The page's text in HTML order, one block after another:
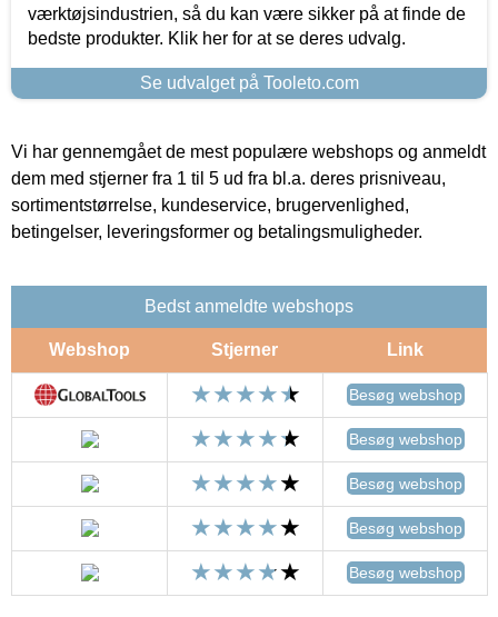
værktøjsindustrien, så du kan være sikker på at finde de
bedste produkter. Klik her for at se deres udvalg.
Se udvalget på Tooleto.com
Vi har gennemgået de mest populære webshops og anmeldt
dem med stjerner fra 1 til 5 ud fra bl.a. deres prisniveau,
sortimentstørrelse, kundeservice, brugervenlighed,
betingelser, leveringsformer og betalingsmuligheder.
Bedst anmeldte webshops
Webshop Stjerner Link
Besøg webshop
Besøg webshop
Besøg webshop
Besøg webshop
Besøg webshop